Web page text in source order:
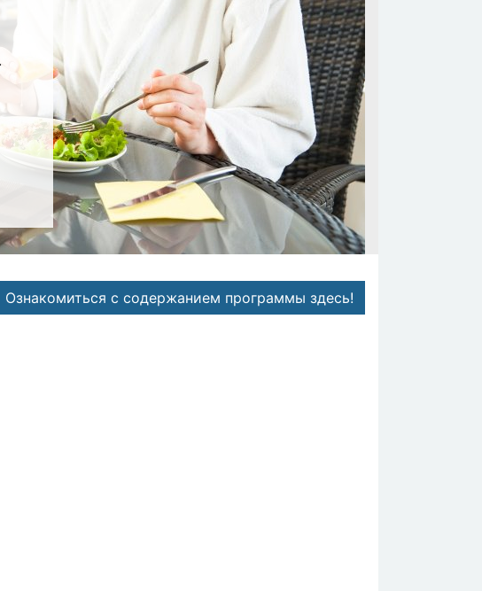
Ознакомиться с содержанием программы здесь!